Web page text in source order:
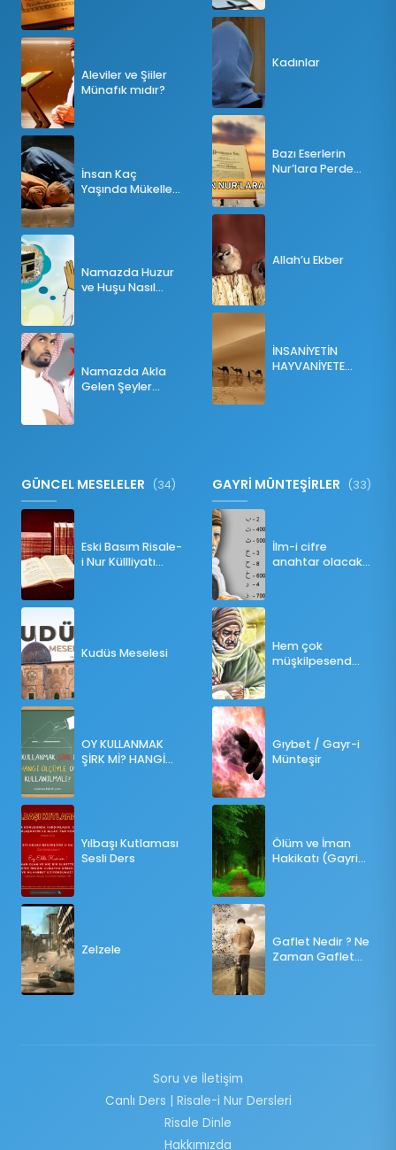
Aleviler ve Şiiler
Münafık mıdır?
İnsan Kaç
Yaşında Mükellef
Namazda Huzur
ve Huşu Nasıl
Namazda Akla
Gelen Şeyler
Kadınlar
Bazı Eserlerin
Nur’lara Perde
Allah’u Ekber
İNSANİYETİN
HAYVANİYETE
GÜNCEL MESELELER (34)
Eski Basım Risale-
i Nur Küllliyatı
Kudüs Meselesi
OY KULLANMAK
ŞİRK Mİ? HANGİ
Yılbaşı Kutlaması
Sesli Ders
Zelzele
GAYRİ MÜNTEŞİRLER (33)
İlm-i cifre
anahtar olacak
Hem çok
müşkilpesend
Gıybet / Gayr-i
Münteşir
Ölüm ve İman
Hakikatı (Gayri
Gaflet Nedir ? Ne
Zaman Gaflet
Soru ve İletişim
Canlı Ders | Risale-i Nur Dersleri
Risale Dinle
Hakkımızda